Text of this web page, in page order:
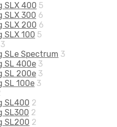
SLX 400 5
SLX 300 6
SLX 200 6
SLX 100 5
3
SLe Spectrum 3
SL 400e 3
SL 200e 3
SL 100e 3
SL400 2
SL300 2
SL200 2